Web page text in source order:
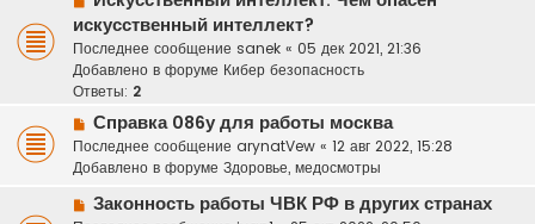
о
о
о
о
б
е
искусственный интеллект?
Последнее сообщение sanek « 05 дек 2021, 21:36
Добавлено в форуме Кибер безопасность
Ответы: 2
Н
о
в
е
Справка 086у для работы москва
Последнее сообщение arynatVew « 12 авг 2022, 15:28
Добавлено в форуме Здоровье, медосмотры
НЗаконность работы ЧВК РФ в других странах